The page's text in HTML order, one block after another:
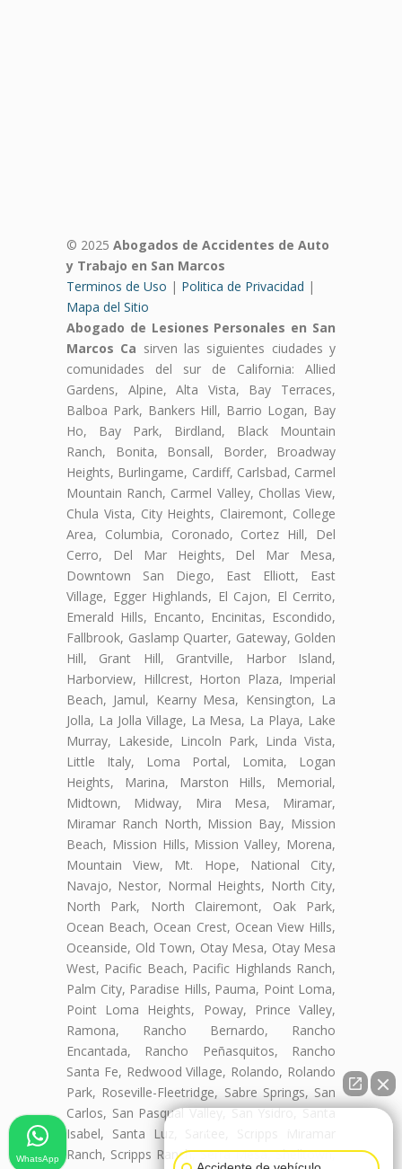
© 2025 Abogados de Accidentes de Auto
y Trabajo en San Marcos
Terminos de Uso | Politica de Privacidad |
Mapa del Sitio
Abogado de Lesiones Personales en San
Marcos Ca sirven las siguientes ciudades y
comunidades del sur de California: Allied
Gardens, Alpine, Alta Vista, Bay Terraces,
Balboa Park, Bankers Hill, Barrio Logan, Bay
Ho, Bay Park, Birdland, Black Mountain
Ranch, Bonita, Bonsall, Border, Broadway
Heights, Burlingame, Cardiff, Carlsbad, Carmel
Mountain Ranch, Carmel Valley, Chollas View,
Chula Vista, City Heights, Clairemont, College
Area, Columbia, Coronado, Cortez Hill, Del
Cerro, Del Mar Heights, Del Mar Mesa,
Downtown San Diego, East Elliott, East
Village, Egger Highlands, El Cajon, El Cerrito,
Emerald Hills, Encanto, Encinitas, Escondido,
Fallbrook, Gaslamp Quarter, Gateway, Golden
Hill, Grant Hill, Grantville, Harbor Island,
Harborview, Hillcrest, Horton Plaza, Imperial
Beach, Jamul, Kearny Mesa, Kensington, La
Jolla, La Jolla Village, La Mesa, La Playa, Lake
Murray, Lakeside, Lincoln Park, Linda Vista,
Little Italy, Loma Portal, Lomita, Logan
Heights, Marina, Marston Hills, Memorial,
Midtown, Midway, Mira Mesa, Miramar,
Miramar Ranch North, Mission Bay, Mission
Beach, Mission Hills, Mission Valley, Morena,
Mountain View, Mt. Hope, National City,
Navajo, Nestor, Normal Heights, North City,
North Park, North Clairemont, Oak Park,
Ocean Beach, Ocean Crest, Ocean View Hills,
Oceanside, Old Town, Otay Mesa, Otay Mesa
West, Pacific Beach, Pacific Highlands Ranch,
Palm City, Paradise Hills, Pauma, Point Loma,
Point Loma Heights, Poway, Prince Valley,
Ramona, Rancho Bernardo, Rancho
Encantada, Rancho Peñasquitos, Rancho
Santa Fe, Redwood Village, Rolando, Rolando
Park, Roseville-Fleetridge, Sabre Springs, San
Carlos, San Pasqual Valley, San Ysidro, Santa
Isabel, Santa Luz, Santee, Scripps Miramar
Ranch, Scripps Ranch, Serra Mesa, Shelltown,
WhatsApp